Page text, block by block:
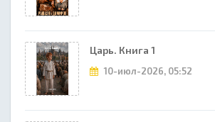
Царь. Книга 1
10-июл-2026, 05:52